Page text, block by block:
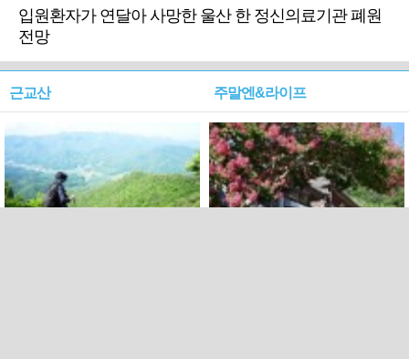
입원환자가 연달아 사망한 울산 한 정신의료기관 폐원
전망
근교산 주말엔&라이프